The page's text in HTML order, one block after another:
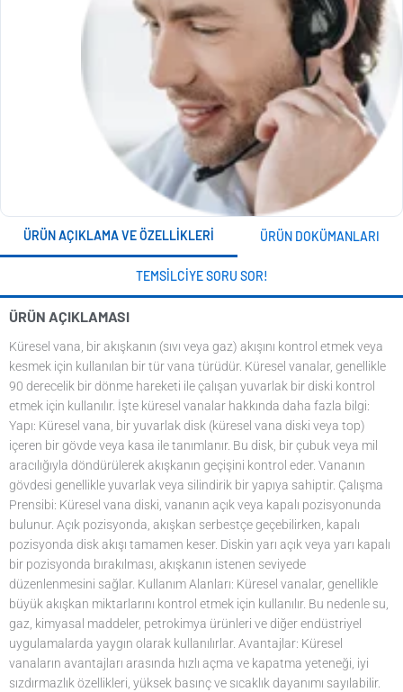
ÜRÜN AÇIKLAMA VE ÖZELLIKLERI ÜRÜN DOKÜMANLARI
TEMSILCIYE SORU SOR!
ÜRÜN AÇIKLAMASI
Küresel vana, bir akışkanın (sıvı veya gaz) akışını kontrol etmek veya
kesmek için kullanılan bir tür vana türüdür. Küresel vanalar, genellikle
90 derecelik bir dönme hareketi ile çalışan yuvarlak bir diski kontrol
etmek için kullanılır. İşte küresel vanalar hakkında daha fazla bilgi:
Yapı: Küresel vana, bir yuvarlak disk (küresel vana diski veya top)
içeren bir gövde veya kasa ile tanımlanır. Bu disk, bir çubuk veya mil
aracılığıyla döndürülerek akışkanın geçişini kontrol eder. Vananın
gövdesi genellikle yuvarlak veya silindirik bir yapıya sahiptir. Çalışma
Prensibi: Küresel vana diski, vananın açık veya kapalı pozisyonunda
bulunur. Açık pozisyonda, akışkan serbestçe geçebilirken, kapalı
pozisyonda disk akışı tamamen keser. Diskin yarı açık veya yarı kapalı
bir pozisyonda bırakılması, akışkanın istenen seviyede
düzenlenmesini sağlar. Kullanım Alanları: Küresel vanalar, genellikle
büyük akışkan miktarlarını kontrol etmek için kullanılır. Bu nedenle su,
gaz, kimyasal maddeler, petrokimya ürünleri ve diğer endüstriyel
uygulamalarda yaygın olarak kullanılırlar. Avantajlar: Küresel
vanaların avantajları arasında hızlı açma ve kapatma yeteneği, iyi
sızdırmazlık özellikleri, yüksek basınç ve sıcaklık dayanımı sayılabilir.